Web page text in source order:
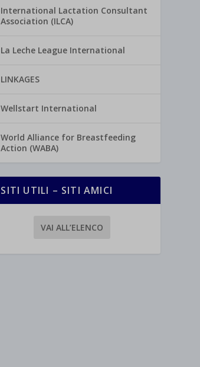
International Lactation Consultant
Association (ILCA)
La Leche League International
LINKAGES
Wellstart International
World Alliance for Breastfeeding
Action (WABA)
SITI UTILI – SITI AMICI
VAI ALL’ELENCO